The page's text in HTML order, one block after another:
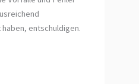
entschuldigen.